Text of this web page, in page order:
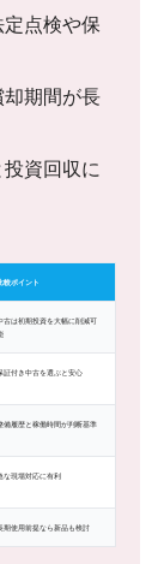
点検や保
期間が長
資回収に
較ポイント
古は初期投資を大幅に削減可
証付き中古を選ぶと安心
備履歴と稼働時間が判断基準
な現場対応に有利
期使用前提なら新品も検討